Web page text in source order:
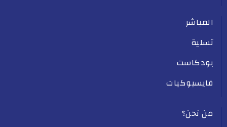
المباشر
تسلية
بودكاست
فايسبوكيات
من نحن؟